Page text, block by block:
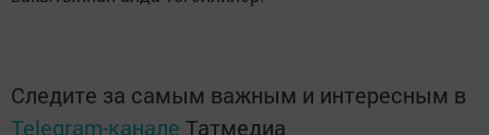
Следите за самым важным и интересным в
Telegram-канале Татмедиа